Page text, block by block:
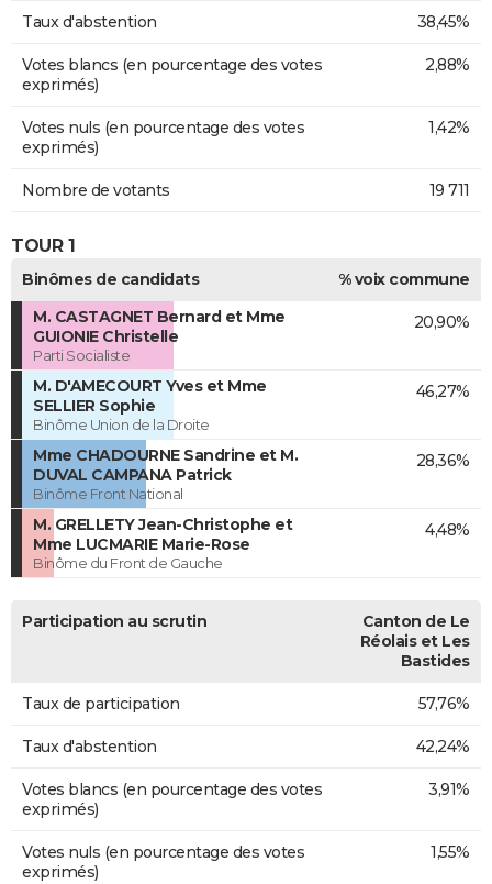
Taux d'abstention 38,45%
Votes blancs (en pourcentage des votes
exprimés)
2,88%
Votes nuls (en pourcentage des votes
exprimés)
1,42%
Nombre de votants 19 711
TOUR 1
Binômes de candidats
% voix commune
M. CASTAGNET Bernard et Mme
GUIONIE Christelle
Parti Socialiste
20,90%
M. D'AMECOURT Yves et Mme
SELLIER Sophie
Binôme Union de la Droite
46,27%
Mme CHADOURNE Sandrine et M.
DUVAL CAMPANA Patrick
Binôme Front National
28,36%
M. GRELLETY Jean-Christophe et
Mme LUCMARIE Marie-Rose
Binôme du Front de Gauche
4,48%
Participation au scrutin
Canton de Le
Réolais et Les
Bastides
Taux de participation 57,76%
Taux d'abstention 42,24%
Votes blancs (en pourcentage des votes
exprimés)
3,91%
Votes nuls (en pourcentage des votes
exprimés)
1,55%